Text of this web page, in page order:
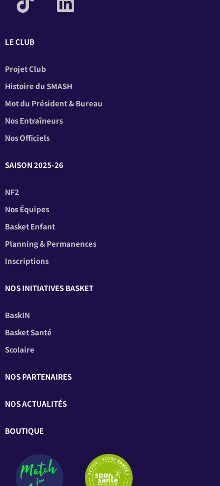
LE CLUB
Projet Club
Histoire du SMASH
Mot du Président & Bureau
Nos Entraîneurs
Nos Officiels
SAISON 2025-26
NF2
Nos Équipes
Basket Enfant
Planning & Permanences
Inscriptions
NOS INITIATIVES BASKET
BaskIN
Basket Santé
Scolaire
NOS PARTENAIRES
NOS ACTUALITÉS
BOUTIQUE